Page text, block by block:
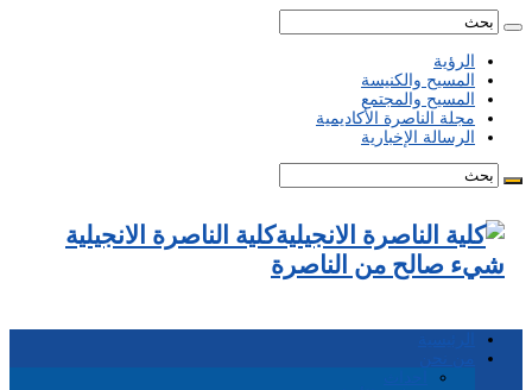
الرؤية
المسيح والكنيسة
المسيح والمجتمع
مجلة الناصرة الأكاديمية
الرسالة الإخبارية
كلية الناصرة الانجيلية
شيء صالح من الناصرة